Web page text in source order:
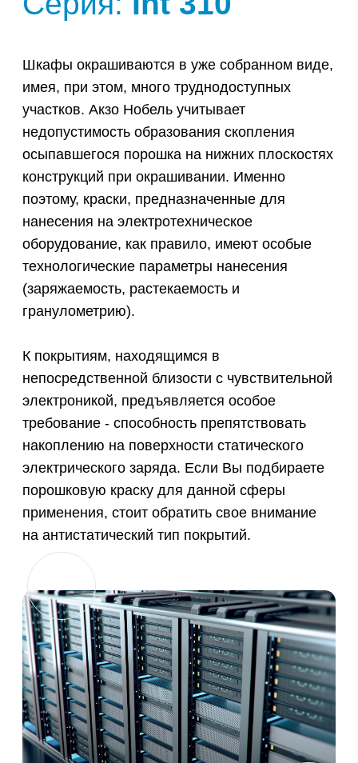
требование - способность препятствовать
накоплению на поверхности статического
применения, стоит обратить свое внимание
на антистатический тип покрытий.
Применение:
Основная область применения
порошковых покрытий в
электротехническом оборудовании –
окраска шкафов, серверов,
трансформаторов и пр. металлических
элементов, находящихся в
непосредственной близости от